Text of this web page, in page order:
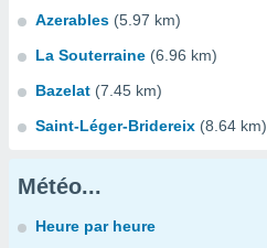
Azerables (5.97 km)
La Souterraine (6.96 km)
Bazelat (7.45 km)
Saint-Léger-Bridereix (8.64 km)
Météo...
Heure par heure